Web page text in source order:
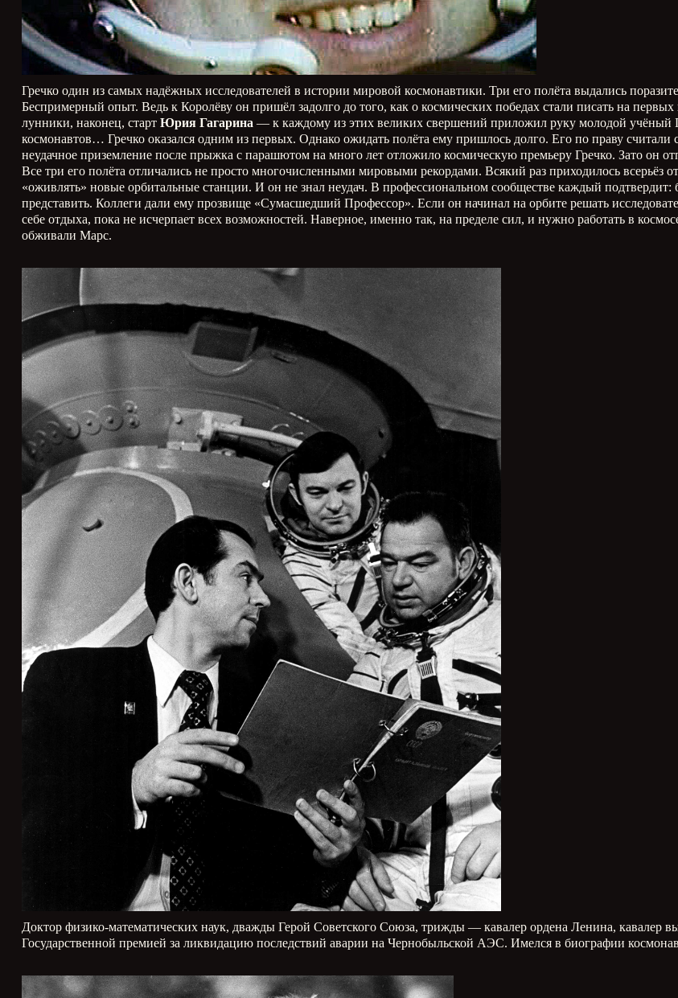
Гречко один из самых надёжных исследователей в истории мировой космонавтики. Три его полёта выдались
Беспримерный опыт. Ведь к Королёву он пришёл задолго до того, как о космических победах стали писать на
лунники, наконец, старт Юрия Гагарина — к каждому из этих великих свершений приложил руку молодой учёный
космонавтов… Гречко оказался одним из первых. Однако ожидать полёта ему пришлось долго. Его по праву
неудачное приземление после прыжка с парашютом на много лет отложило космическую премьеру Гречко. Зато он
Все три его полёта отличались не просто многочисленными мировыми рекордами. Всякий раз приходилось всерьёз
«оживлять» новые орбитальные станции. И он не знал неудач. В профессиональном сообществе каждый подтвердит:
представить. Коллеги дали ему прозвище «Сумасшедший Профессор». Если он начинал на орбите решать
себе отдыха, пока не исчерпает всех возможностей. Наверное, именно так, на пределе сил, и нужно работать в
обживали Марс.
Доктор физико-математических наук, дважды Герой Советского Союза, трижды — кавалер ордена Ленина,
Государственной премией за ликвидацию последствий аварии на Чернобыльской АЭС. Имелся в биографии